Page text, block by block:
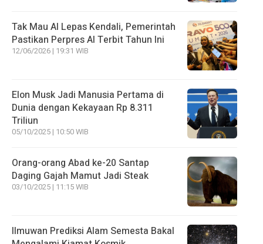
Tak Mau AI Lepas Kendali, Pemerintah
Pastikan Perpres AI Terbit Tahun Ini
12/06/2026 | 19:31 WIB
Elon Musk Jadi Manusia Pertama di
Dunia dengan Kekayaan Rp 8.311
Triliun
05/10/2025 | 10:50 WIB
Orang-orang Abad ke-20 Santap
Daging Gajah Mamut Jadi Steak
03/10/2025 | 11:15 WIB
Ilmuwan Prediksi Alam Semesta Bakal